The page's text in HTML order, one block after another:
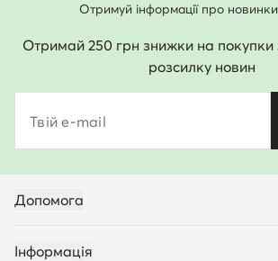
Отримуй інформації про новинки
Отримай 250 грн знижки на покупки
розсилку новин
Твій e-mail
Допомога
Інформація